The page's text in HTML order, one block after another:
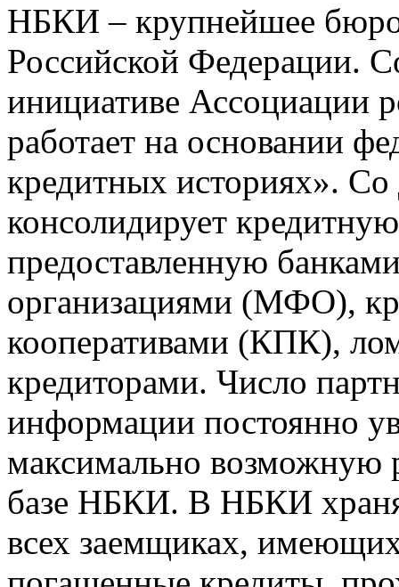
НБКИ – крупнейшее
Российской Федерации.
инициативе Ассоциации
работает на основании
кредитных историях».
консолидирует
предоставленную
организациями (МФО),
кооперативами (КПК),
кредиторами. Число
информации постоянно
максимально возможную
базе НБКИ. В НБКИ
всех заемщиках,